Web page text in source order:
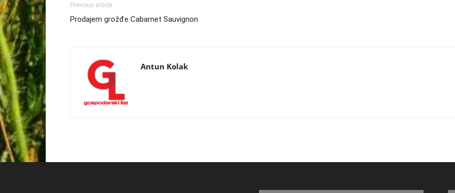
Previous article
Prodajem grožđe Cabarnet Sauvignon
Antun Kolak